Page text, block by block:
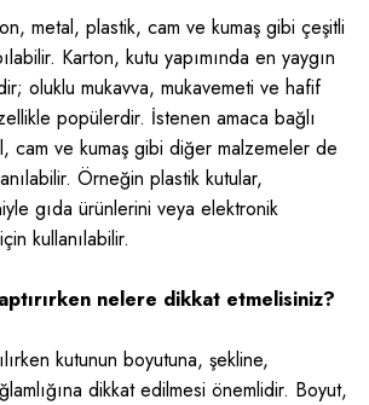
, metal, plastik, cam ve kumaş gibi çeşitli
Karton, kutu yapımında en yaygın
oluklu mukavva, mukavemeti ve hafif
popülerdir. İstenen amaca bağlı
cam ve kumaş gibi diğer malzemeler de
Örneğin plastik kutular,
gıda ürünlerini veya elektronik
kullanılabilir.
nelere dikkat etmelisiniz?
kutunun boyutuna, şekline,
dikkat edilmesi önemlidir. Boyut,